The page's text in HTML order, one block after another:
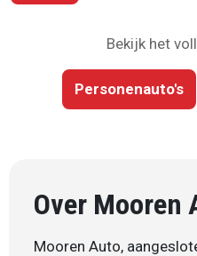
Bekijk het
Personenauto's
Over Mooren
Mooren Auto,